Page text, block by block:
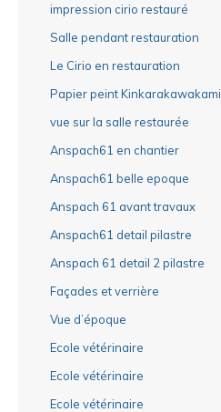
impression cirio restauré
Salle pendant restauration
Le Cirio en restauration
Papier peint Kinkarakawakami
vue sur la salle restaurée
Anspach61 en chantier
Anspach61 belle epoque
Anspach 61 avant travaux
Anspach61 detail pilastre
Anspach 61 detail 2 pilastre
Façades et verrière
Vue d’époque
Ecole vétérinaire
Ecole vétérinaire
Ecole vétérinaire